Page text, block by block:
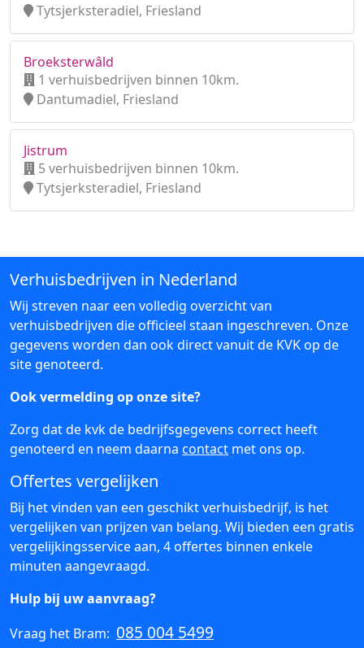
Tytsjerksteradiel, Friesland
Broeksterwâld
1 verhuisbedrijven binnen 10km.
Dantumadiel, Friesland
Jistrum
5 verhuisbedrijven binnen 10km.
Tytsjerksteradiel, Friesland
Verhuisbedrijven in Nederland
Wij streven naar een volledig overzicht van
verhuisbedrijven die officieel staan ingeschreven. Onze
gegevens worden dan ook direct vanuit de KVK op de
site genoteerd.
Ook vermelding op onze site?
Zorg dat de kvk de bedrijfsgegevens correct heeft
genoteerd en neem daarna contact met ons op.
Offertes vergelijken
Bij het vinden van een geschikt verhuisbedrijf, is het
vergelijken van prijzen van belang. Wij bieden een gratis
vergelijkingsservice aan, 4 offertes binnen enkele
minuten aangevraagd.
Hulp bij uw aanvraag?
Vraag het Bram: 085 004 5499